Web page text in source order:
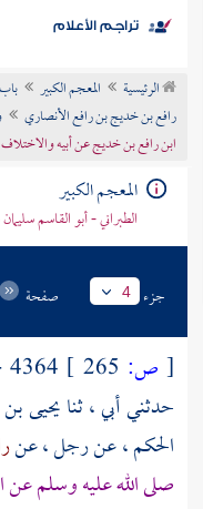
موضوعي
تراجم الأعلام
الرئيسية المعجم الكبير
رافع بن خديج بن رافع الأنصاري
ابن رافع بن خديج عن أبيه والاختلاف
المعجم الكبير
الطبراني - أبو القاسم
جزء 4 صفحة
[ ص: 4364 - حدثنا
حدثني أبي ، ثنايحيى
الحكم، عن رجل ، عن
صلى الله عليه وسلم عن